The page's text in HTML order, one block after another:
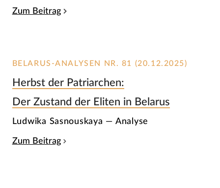
Zum Beitrag
BELARUS-ANALYSEN NR. 81 (20.12.2025)
Herbst der Patriarchen:
Der Zustand der Eliten in Belarus
Ludwika Sasnouskaya — Analyse
Zum Beitrag